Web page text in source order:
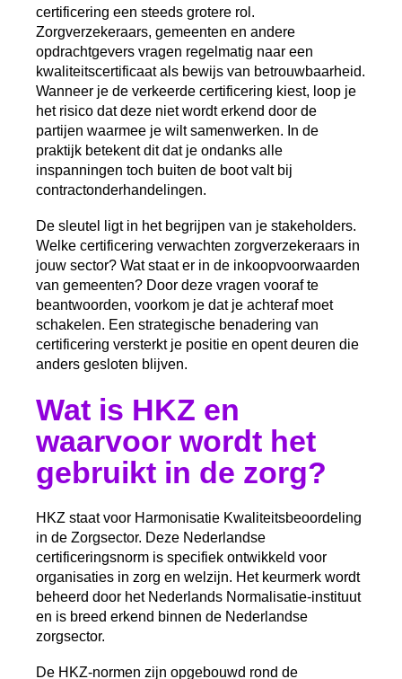
certificering een steeds grotere rol.
Zorgverzekeraars, gemeenten en andere
opdrachtgevers vragen regelmatig naar een
kwaliteitscertificaat als bewijs van betrouwbaarheid.
Wanneer je de verkeerde certificering kiest, loop je
het risico dat deze niet wordt erkend door de
partijen waarmee je wilt samenwerken. In de
praktijk betekent dit dat je ondanks alle
inspanningen toch buiten de boot valt bij
contractonderhandelingen.
De sleutel ligt in het begrijpen van je stakeholders.
Welke certificering verwachten zorgverzekeraars in
jouw sector? Wat staat er in de inkoopvoorwaarden
van gemeenten? Door deze vragen vooraf te
beantwoorden, voorkom je dat je achteraf moet
schakelen. Een strategische benadering van
certificering versterkt je positie en opent deuren die
anders gesloten blijven.
Wat is HKZ en
waarvoor wordt het
gebruikt in de zorg?
HKZ staat voor Harmonisatie Kwaliteitsbeoordeling
in de Zorgsector. Deze Nederlandse
certificeringsnorm is specifiek ontwikkeld voor
organisaties in zorg en welzijn. Het keurmerk wordt
beheerd door het Nederlands Normalisatie-instituut
en is breed erkend binnen de Nederlandse
zorgsector.
De HKZ-normen zijn opgebouwd rond de